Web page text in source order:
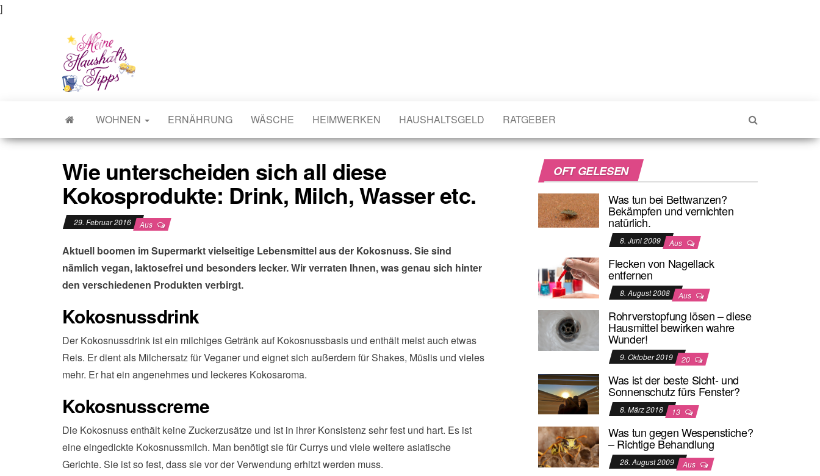
]
Meine Haushaltstipps
Das bisschen Haushalt . . .
WOHNEN ERNÄHRUNG WÄSCHE HEIMWERKEN HAUSHALTSGELD RATGEBER
Wie unterscheiden sich all diese
Kokosprodukte: Drink, Milch, Wasser etc.
29. Februar 2016 Aus
Aktuell boomen im Supermarkt vielseitige Lebensmittel aus der Kokosnuss. Sie sind
nämlich vegan, laktosefrei und besonders lecker. Wir verraten Ihnen, was genau sich hinter
den verschiedenen Produkten verbirgt.
Kokosnussdrink
Der Kokosnussdrink ist ein milchiges Getränk auf Kokosnussbasis und enthält meist auch etwas
Reis. Er dient als Milchersatz für Veganer und eignet sich außerdem für Shakes, Müslis und vieles
mehr. Er hat ein angenehmes und leckeres Kokosaroma.
Kokosnusscreme
Die Kokosnuss enthält keine Zuckerzusätze und ist in ihrer Konsistenz sehr fest und hart. Es ist
eine eingedickte Kokosnussmilch. Man benötigt sie für Currys und viele weitere asiatische
Gerichte. Sie ist so fest, dass sie vor der Verwendung erhitzt werden muss.
OFT GELESEN
Was tun bei Bettwanzen?
Bekämpfen und vernichten
natürlich.
8. Juni 2009 Aus
Flecken von Nagellack
entfernen
8. August 2008 Aus
Rohrverstopfung lösen – diese
Hausmittel bewirken wahre
Wunder!
9. Oktober 2019 20
Was ist der beste Sicht- und
Sonnenschutz fürs Fenster?
8. März 2018 13
Was tun gegen Wespenstiche?
– Richtige Behandlung
26. August 2009 Aus